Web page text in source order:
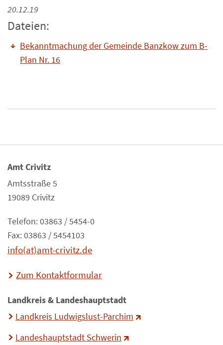
20.12.19
Dateien:
Bekanntmachung der Gemeinde Banzkow zum B-
Plan Nr. 16
Amt Crivitz
Amtsstraße 5
19089 Crivitz
Telefon: 03863 / 5454-0
Fax: 03863 / 5454103
info(at)amt-crivitz.de
Zum Kontaktformular
Landkreis & Landeshauptstadt
Landkreis Ludwigslust-Parchim
Landeshauptstadt Schwerin